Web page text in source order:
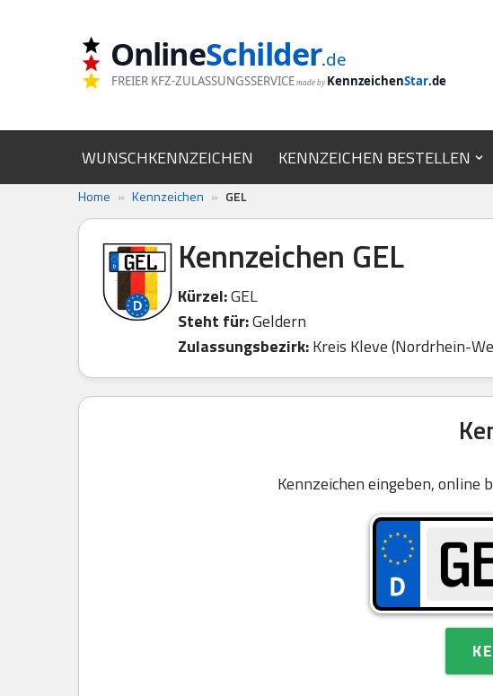
OnlineSchilder.de
FREIER KFZ-ZULASSUNGSSERVICE made by KennzeichenStar.de
WUNSCHKENNZEICHEN KENNZEICHEN BESTELLEN
Home » Kennzeichen » GEL
Kennzeichen GEL
Kürzel:GEL
Steht für:Geldern
Zulassungsbezirk:Kreis Kleve (Nordrhein-
Kennzeichen eingeben, online